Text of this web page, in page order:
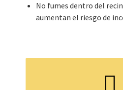
No fumes dentro del
aumentan el riesgo de